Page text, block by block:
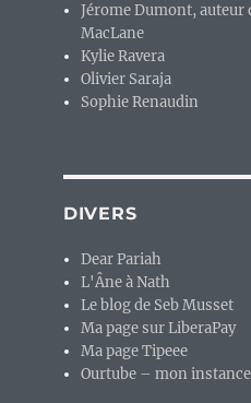
Un excellent port de ce
Jérome Dumont, auteur
MacLane
Kylie Ravera
Olivier Saraja
Sophie Renaudin
DIVERS
Dear Pariah
L'Âne à Nath
Le blog de Seb Musset
Ma page sur LiberaPay
Ma page Tipeee
Ourtube – mon